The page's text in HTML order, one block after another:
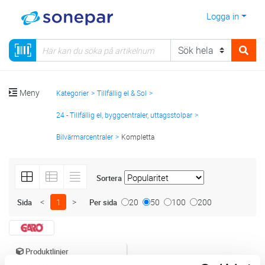
Logga in
Meny Kategorier Tillfällig el & Sol
24 - Tillfällig el, byggcentraler, uttagsstolpar
Bilvärmarcentraler Kompletta
Sortera
Sida < 1 > Per sida 20 50 100 200
Produktlinjer